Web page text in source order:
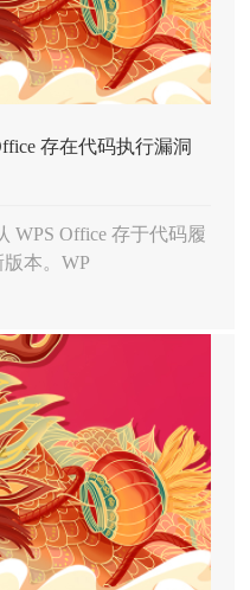
存在代码执行漏洞
WPS Office 存于代码履
本。WP